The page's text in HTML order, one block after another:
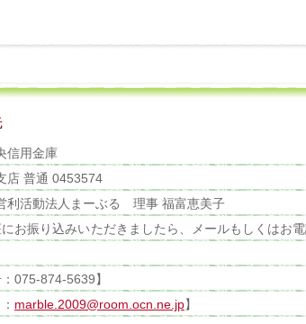
信用金庫
店 普通 0453574
利活動法人まーぶる 理事 福富恵美子
にお振り込みいただきましたら、メールもしくはお
：075-874-5639】
marble.2009@room.ocn.ne.jp】